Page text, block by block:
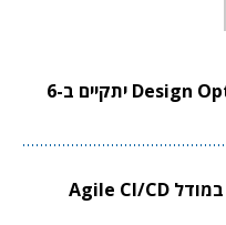
וובינר סינופסיס ל-Design Optimization יתקיים ב-6
וובינר סינופסיס לתכנון שבבים במודל Agile CI/CD